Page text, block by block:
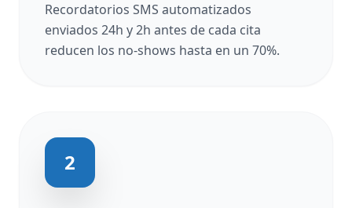
Recordatorios SMS automatizados
enviados 24h y 2h antes de cada cita
reducen los no-shows hasta en un 70%.
2